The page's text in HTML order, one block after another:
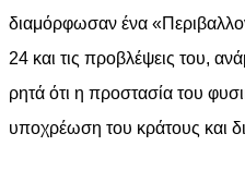
διαμόρφωσαν ένα
24 και τις προβλέψεις του,
ρητά ότι η προστασία του
υποχρέωση του κράτους και